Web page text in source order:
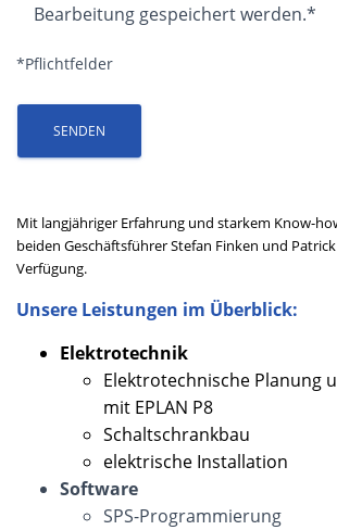
Bearbeitung gespeichert werden.*
*Pflichtfelder
Mit langjähriger Erfahrung und starkem Know-
beiden Geschäftsführer Stefan Finken und
Verfügung.
Unsere Leistungen im Überblick:
Elektrotechnik
Elektrotechnische Planung
mit EPLAN P8
Schaltschrankbau
elektrische Installation
Software
SPS-Programmierung